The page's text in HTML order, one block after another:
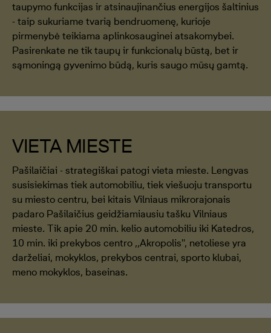
taupymo funkcijas ir atsinaujinančius energijos šaltinius
- taip sukuriame tvarią bendruomenę, kurioje
pirmenybė teikiama aplinkosauginei atsakomybei.
Pasirenkate ne tik taupų ir funkcionalų būstą, bet ir
sąmoningą gyvenimo būdą, kuris saugo mūsų gamtą.
VIETA MIESTE
Pašilaičiai - strategiškai patogi vieta mieste. Lengvas
susisiekimas tiek automobiliu, tiek viešuoju transportu
su miesto centru, bei kitais Vilniaus mikrorajonais
padaro Pašilaičius geidžiamiausiu tašku Vilniaus
mieste. Tik apie 20 min. kelio automobiliu iki Katedros,
10 min. iki prekybos centro ,,Akropolis'', netoliese yra
darželiai, mokyklos, prekybos centrai, sporto klubai,
meno mokyklos, baseinas.